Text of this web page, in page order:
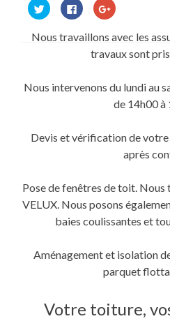
Cliquez
pour
partager
Twitter(ouvre
Cliquez
pour
partager
sur
Facebook(ouvre
dans
une
Cliquez
pour
Google+
dans
fenêtre)
Nous travaillons avec les
travaux sont
Nous intervenons du lundi au
de 14h00 à
Devis et vérification de
après
Pose de fenêtres de toit. Nous
VELUX. Nous posons
baies coulissantes et
Aménagement et isolation
parquet
Votre toiture,